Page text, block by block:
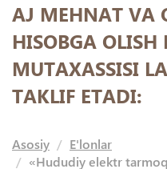
AJ MEHNAT VA
HISOBGA OLISH
MUTAXASSISI
TAKLIF ETADI:
Asosiy
E'lonlar
«Hududiy elektr